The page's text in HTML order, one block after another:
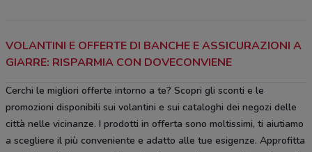
VOLANTINI E OFFERTE DI BANCHE E ASSICURAZIONI A
GIARRE: RISPARMIA CON DOVECONVIENE
Cerchi le migliori offerte intorno a te? Scopri gli sconti e le
promozioni disponibili sui volantini e sui cataloghi dei negozi delle
città nelle vicinanze. I prodotti in offerta sono moltissimi, ti aiutiamo
a scegliere il più conveniente e adatto alle tue esigenze. Approfitta